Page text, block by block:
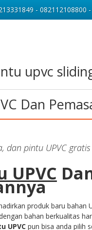
upvc
Dan
dan pintu UPVC
UPVC
produk baru bahan
bahan berkualitas
UPVCpun bisa anda pilih
- 082112108800